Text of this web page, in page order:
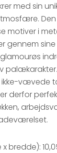
med sin
motiver i
gennem sine
vævede
derfor
bredde):